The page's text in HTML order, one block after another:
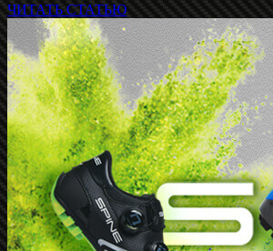
ЧИТАТЬ СТАТЬЮ